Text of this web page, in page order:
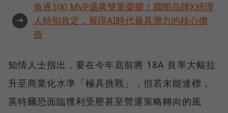
➜
角逐100 MVP盛典雙重榮耀！國際品牌X經理
人特別肯定，展現AI時代最具潛力的核心價
值
知情人士指出，要在今年底前將 18A 良率大幅拉
升至商業化水準「極具挑戰」，但若未能達標，
英特爾恐面臨獲利受壓甚至營運策略轉向的風